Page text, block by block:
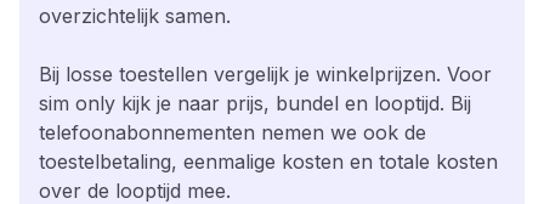
overzichtelijk samen.
Bij losse toestellen vergelijk je winkelprijzen. Voor
sim only kijk je naar prijs, bundel en looptijd. Bij
telefoonabonnementen nemen we ook de
toestelbetaling, eenmalige kosten en totale kosten
over de looptijd mee.